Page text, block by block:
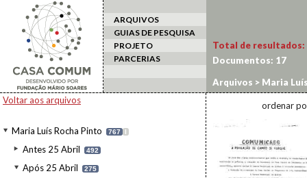
ARQUIVOS
GUIAS DE PESQUISA
PROJETO
PARCERIAS
Voltar aos arquivos
Maria Luís Rocha Pinto 767 I
Antes 25 Abril 492
Após 25 Abril 275
Total de resultados:
Documentos: 17
Arquivos > Maria
ordenar